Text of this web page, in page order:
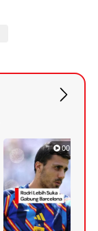
00:47